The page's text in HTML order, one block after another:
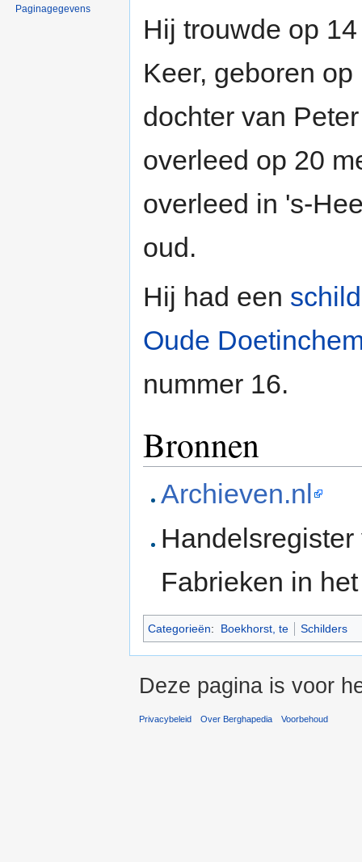
Hij trouwde op
Keer, geboren
dochter van
overleed op 20
overleed in 's-
oud.
Hij had een
Oude
nummer 16.
Bronnen
Archieven.nl
Fabrieken in
Categorieën: Boekhorst, te Schilders
Paginagegevens
Deze pagina is voor
Privacybeleid Over Berghapedia Voorbehoud